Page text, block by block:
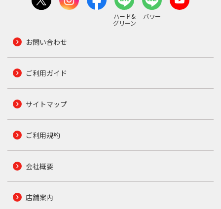
ハード&
グリーン
パワー
お問い合わせ
ご利用ガイド
サイトマップ
ご利用規約
会社概要
店舗案内